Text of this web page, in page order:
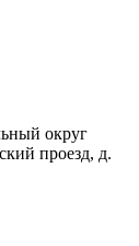
округ
проезд, д.